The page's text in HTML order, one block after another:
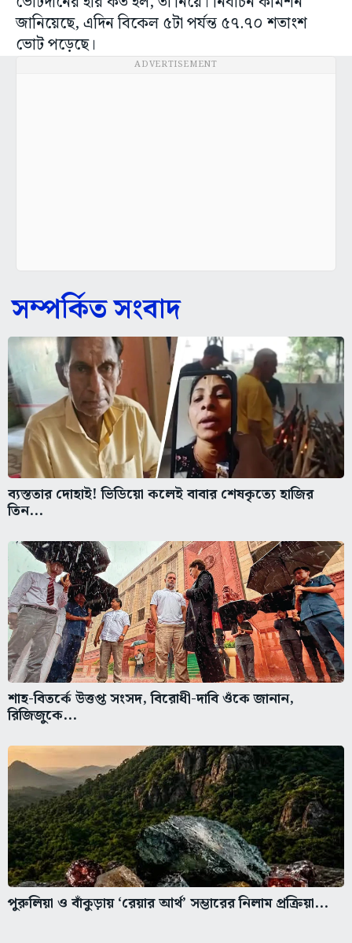
জানিয়েছে, এদিন বিকেল ৫টা পর্যন্ত ৫৭.৭০ শতাংশ
ভোট পড়েছে।
ADVERTISEMENT
সম্পর্কিত সংবাদ
ব্যস্ততার দোহাই! ভিডিয়ো কলেই বাবার শেষকৃত্যে হাজির
তিন...
শাহ-বিতর্কে উত্তপ্ত সংসদ, বিরোধী-দাবি ওঁকে জানান,
রিজিজুকে...
পুরুলিয়া ও বাঁকুড়ায় ‘রেয়ার আর্থ’ সম্ভারের নিলাম প্রক্রিয়া...